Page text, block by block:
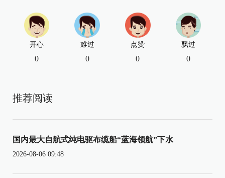
开心
0
难过
0
点赞
0
飘过
0
推荐阅读
国内最大自航式纯电驱布缆船“蓝海领航”下水
2026-08-06 09:48